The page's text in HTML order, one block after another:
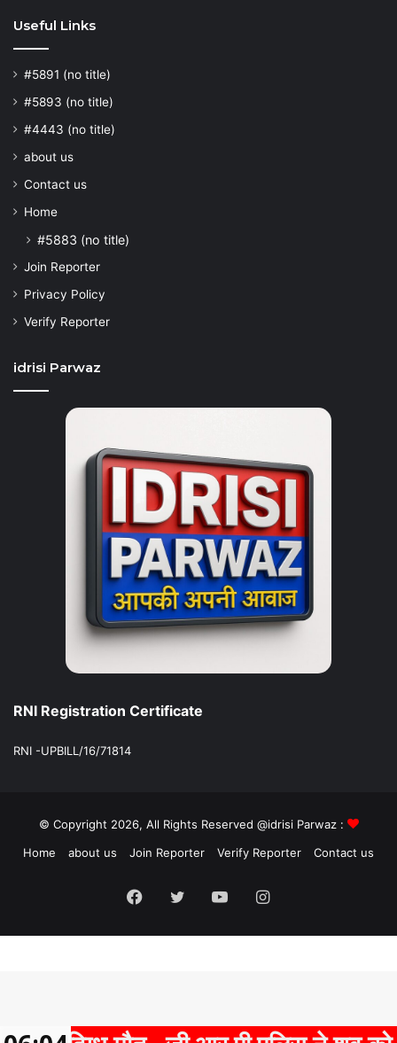
Useful Links
#5891 (no title)
#5893 (no title)
#4443 (no title)
about us
Contact us
Home
#5883 (no title)
Join Reporter
Privacy Policy
Verify Reporter
idrisi Parwaz
RNI Registration Certificate
RNI -UPBILL/16/71814
© Copyright 2026, All Rights Reserved @idrisi Parwaz :
Home
about us Join Reporter Verify Reporter Contact us
Facebook
TwitterYouTubeInstagram